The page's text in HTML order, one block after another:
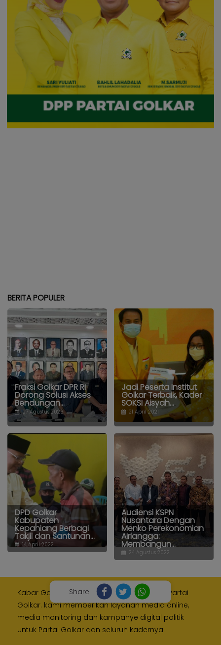
Share :
BERITA POPULER
Fraksi Golkar DPR RI
Dorong Solusi Akses
Bendungan...
07 Agustus 2026
Jadi Peserta Institut
Golkar Terbaik, Kader
SOKSI Aisyah...
21 April 2021
DPD Golkar
Kabupaten
Kepahiang Berbagi
Takjil dan Santunan...
14 April 2022
Audiensi KSPN
Nusantara Dengan
Menko Perekonomian
Airlangga:
Membangun...
24 Agustus 2022
Kabar Golkar adalah media resmi Internal Partai
Golkar. kami memberikan layanan media online,
media monitoring dan kampanye digital politik
untuk Partai Golkar dan seluruh kadernya.